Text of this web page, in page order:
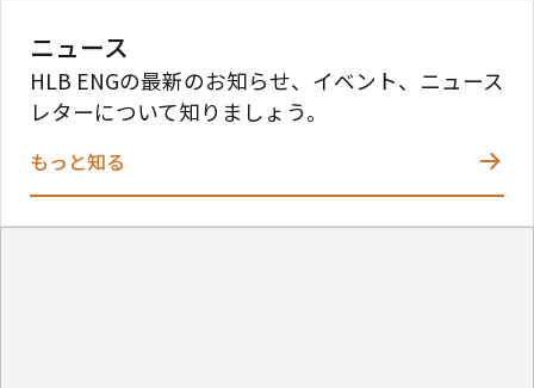
ニュース
HLB ENGの最新のお知らせ、イベント、ニュース
レターについて知りましょう。
もっと知る